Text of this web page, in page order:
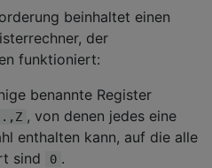
beinhaltet einen
der
funktioniert:
benannte Register
, von denen jedes eine
enthalten kann, auf die alle
sind
0 .